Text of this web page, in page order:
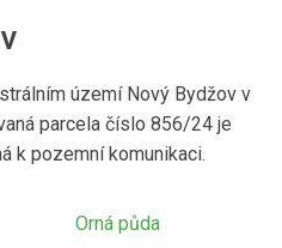
území Nový Bydžov v
parcela číslo 856/24 je
k pozemní komunikaci.
Orná půda